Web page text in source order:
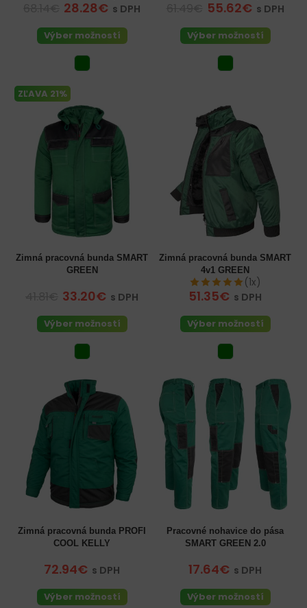
28.28€ s DPH
Výber možností
55.62€ s DPH
Výber možností
ZĽAVA 21%
Zimná pracovná bunda SMART
GREEN
33.20€ s DPH
Výber možností
Zimná pracovná bunda SMART
4v1 GREEN
(1x)
51.35€ s DPH
Výber možností
Zimná pracovná bunda PROFI
COOL KELLY
72.94€ s DPH
Výber možností
Pracovné nohavice do pása
SMART GREEN 2.0
17.64€ s DPH
Výber možností